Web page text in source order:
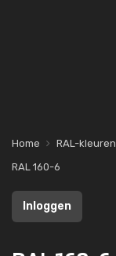
Home RAL-kleuren
RAL 160-6
Inloggen